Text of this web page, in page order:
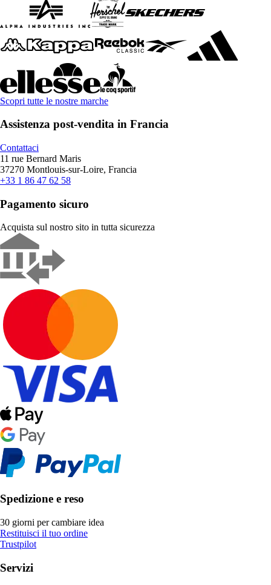
Scopri tutte le nostre marche
Assistenza post-vendita in Francia
Contattaci
11 rue Bernard Maris
37270 Montlouis-sur-Loire, Francia
+33 1 86 47 62 58
Pagamento sicuro
Acquista sul nostro sito in tutta sicurezza
Spedizione e reso
30 giorni per cambiare idea
Restituisci il tuo ordine
Trustpilot
Servizi